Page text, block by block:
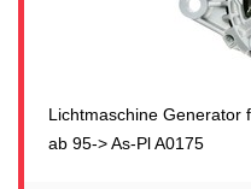
Lichtmaschine Generator
ab 95-> As-Pl A0175